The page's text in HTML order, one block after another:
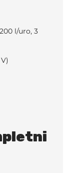
l/uro, 3